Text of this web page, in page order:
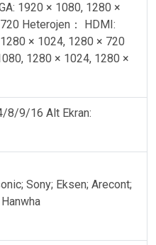
1920 × 1080, 1280 ×
Heterojen ：
HDMI:
× 1024, 1280 × 720
1280 × 1024, 1280 ×
8/9/16 Alt Ekran:
Sony; Eksen; Arecont;